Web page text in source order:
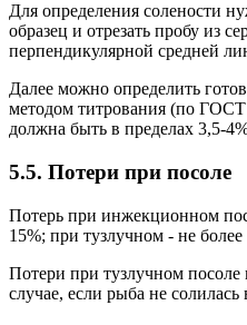
Для определения солености
образец и отрезать пробу из
перпендикулярной средней
Далее можно определить
методом титрования (по
должна быть в пределах 3,5-
5.5. Потери при посоле
Потерь при инжекционном
15%; при тузлучном - не более
Потери при тузлучном
случае, если рыба не солилась